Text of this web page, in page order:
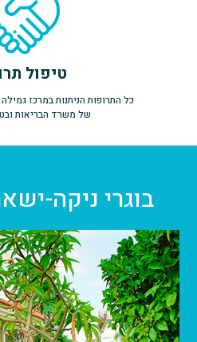
טיפול
כל התרופות הניתנות במרכז
של משרד הבריאות
בוגרי ניקה-